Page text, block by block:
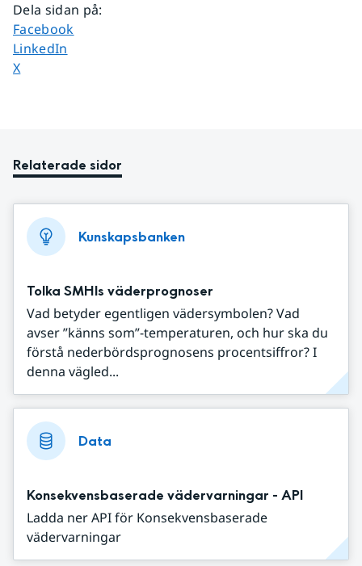
Dela sidan på:
Dela sidan på
Facebook
Dela sidan på
LinkedIn
Dela sidan på
X
Relaterade sidor
Kunskapsbanken
Tolka SMHIs väderprognoser
Vad betyder egentligen vädersymbolen? Vad
avser ”känns som”-temperaturen, och hur ska du
förstå nederbördsprognosens procentsiffror? I
denna vägled...
Data
Konsekvensbaserade vädervarningar - API
Ladda ner API för Konsekvensbaserade
vädervarningar